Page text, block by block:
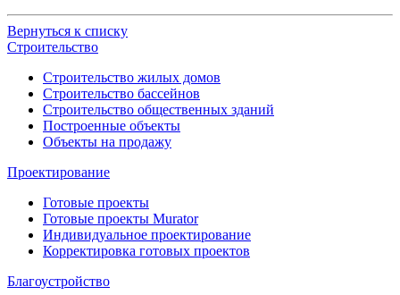
Вернуться к списку
Строительство
Строительство жилых домов
Строительство бассейнов
Строительство общественных зданий
Построенные объекты
Объекты на продажу
Проектирование
Готовые проекты
Готовые проекты Murator
Индивидуальное проектирование
Корректировка готовых проектов
Благоустройство